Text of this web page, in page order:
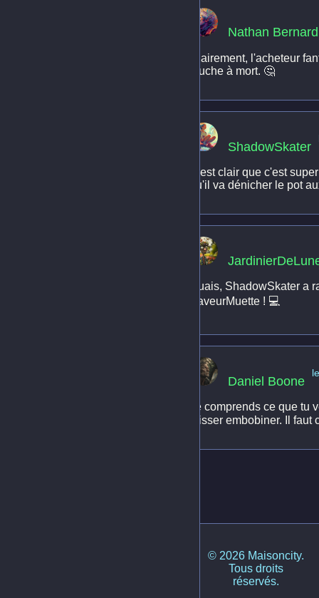
Nathan Bernard
Clairement, l'acheteur
louche à mort. 🤔
ShadowSkater
C'est clair que c'est
qu'il va dénicher le pot
Ouais, ShadowSkater a
SaveurMuette ! 💻
Daniel Boone
Je comprends ce que
laisser embobiner. Il
© 2026 Maisoncity.
Tous droits
réservés.